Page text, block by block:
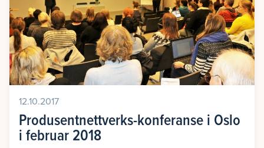
12.10.2017
Produsentnettverks-konferanse i Oslo
i februar 2018